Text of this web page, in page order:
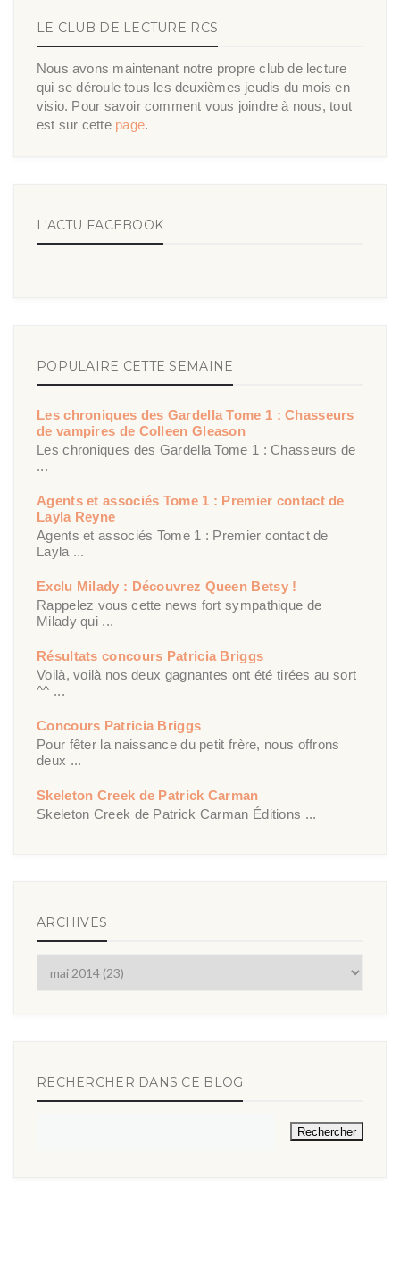
LE CLUB DE LECTURE RCS
Nous avons maintenant notre propre club de lecture
qui se déroule tous les deuxièmes jeudis du mois en
visio. Pour savoir comment vous joindre à nous, tout
est sur cette page.
L'ACTU FACEBOOK
POPULAIRE CETTE SEMAINE
Les chroniques des Gardella Tome 1 : Chasseurs
de vampires de Colleen Gleason
Les chroniques des Gardella Tome 1 : Chasseurs de
...
Agents et associés Tome 1 : Premier contact de
Layla Reyne
Agents et associés Tome 1 : Premier contact de
Layla ...
Exclu Milady : Découvrez Queen Betsy !
Rappelez vous cette news fort sympathique de
Milady qui ...
Résultats concours Patricia Briggs
Voilà, voilà nos deux gagnantes ont été tirées au sort
^^ ...
Concours Patricia Briggs
Pour fêter la naissance du petit frère, nous offrons
deux ...
Skeleton Creek de Patrick Carman
Skeleton Creek de Patrick Carman Éditions ...
ARCHIVES
RECHERCHER DANS CE BLOG